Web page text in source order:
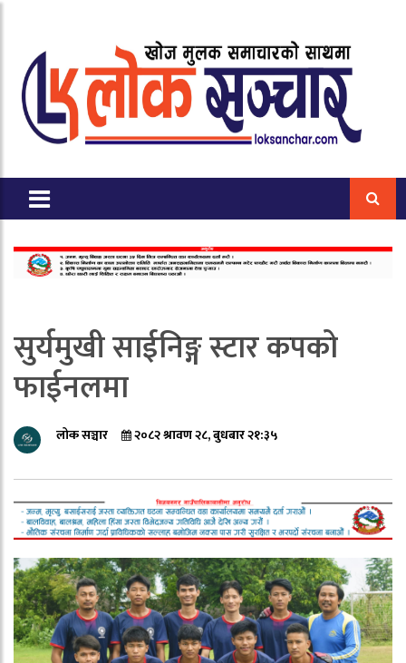
सुर्यमुखी साईनिङ्ग स्टार कपको
फाईनलमा
लोक सञ्चार २०८२ श्रावण २८, बुधबार २१:३५